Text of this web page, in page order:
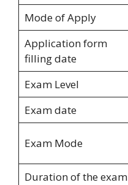
Mode of Apply
Application form
filling date
Exam Level
Exam date
Exam Mode
Duration of the exam